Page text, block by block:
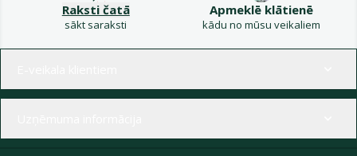
Raksti čatā
sākt saraksti
Apmeklē klātienē
kādu no mūsu veikaliem